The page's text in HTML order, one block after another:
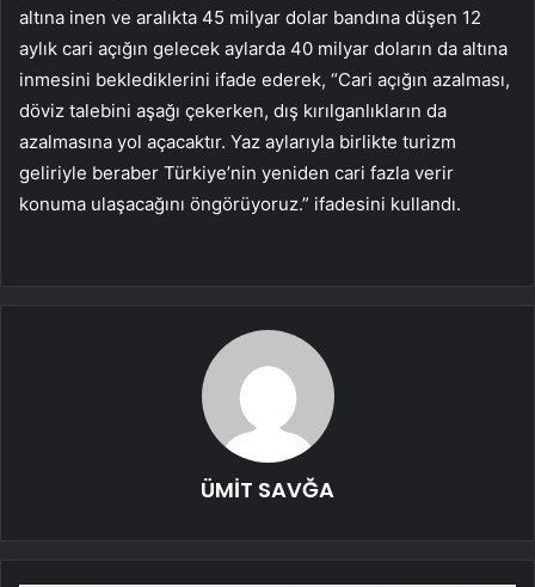
altına inen ve aralıkta 45 milyar dolar bandına düşen 12
aylık cari açığın gelecek aylarda 40 milyar doların da altına
inmesini beklediklerini ifade ederek, “Cari açığın azalması,
döviz talebini aşağı çekerken, dış kırılganlıkların da
azalmasına yol açacaktır. Yaz aylarıyla birlikte turizm
geliriyle beraber Türkiye’nin yeniden cari fazla verir
konuma ulaşacağını öngörüyoruz.” ifadesini kullandı.
ÜMİT SAVĞA